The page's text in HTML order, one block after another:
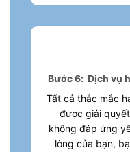
Bước 6: Dịch vụ
Tất cả thắc mắc
được giải
không đáp ứng
lòng của bạn,